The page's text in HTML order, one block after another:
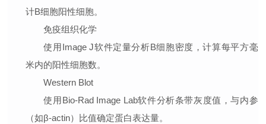
计B细胞阳性细胞。
免疫组织化学
使用Image J软件定量分析B细胞密度，计算每平方毫
米内的阳性细胞数。
Western Blot
使用Bio-Rad Image Lab软件分析条带灰度值，与内参
（如β-actin）比值确定蛋白表达量。